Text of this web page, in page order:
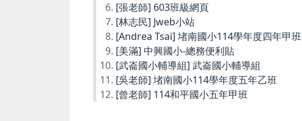
[張老師] 603班級網頁
[林志民] Jweb小站
[Andrea Tsai] 堵南國小114學年度四年甲班
[美滿] 中興國小-總務便利貼
[武崙國小輔導組] 武崙國小輔導組
[吳老師] 堵南國小114學年度五年乙班
[曾老師] 114和平國小五年甲班